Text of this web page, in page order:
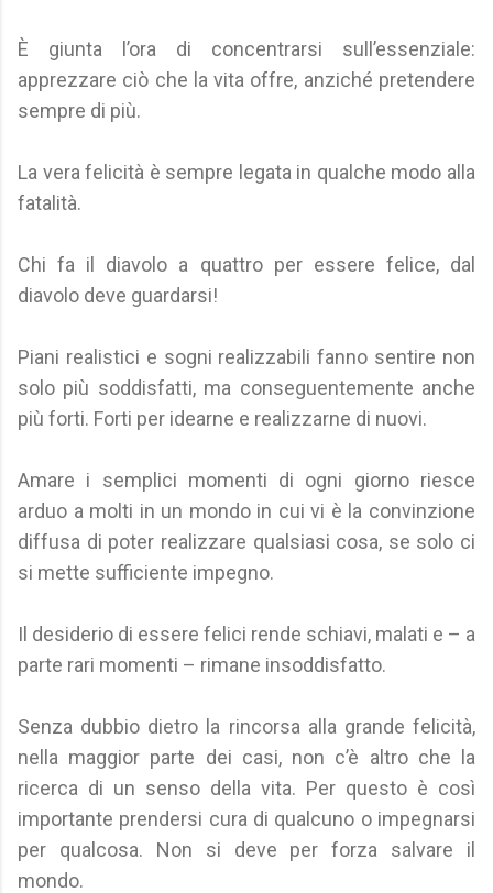
È giunta l’ora di concentrarsi sull’essenziale:
apprezzare ciò che la vita offre, anziché pretendere
sempre di più.
La vera felicità è sempre legata in qualche modo alla
fatalità.
Chi fa il diavolo a quattro per essere felice, dal
diavolo deve guardarsi!
Piani realistici e sogni realizzabili fanno sentire non
solo più soddisfatti, ma conseguentemente anche
più forti. Forti per idearne e realizzarne di nuovi.
Amare i semplici momenti di ogni giorno riesce
arduo a molti in un mondo in cui vi è la convinzione
diffusa di poter realizzare qualsiasi cosa, se solo ci
si mette sufficiente impegno.
Il desiderio di essere felici rende schiavi, malati e – a
parte rari momenti – rimane insoddisfatto.
Senza dubbio dietro la rincorsa alla grande felicità,
nella maggior parte dei casi, non c’è altro che la
ricerca di un senso della vita. Per questo è così
importante prendersi cura di qualcuno o impegnarsi
per qualcosa. Non si deve per forza salvare il
mondo.